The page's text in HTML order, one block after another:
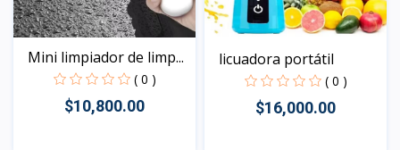
Mini limpiador de limp...
( 0 )
$10,800.00
licuadora portátil
( 0 )
$16,000.00